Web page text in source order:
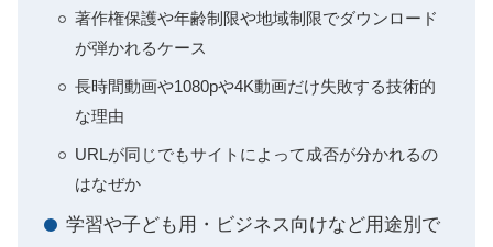
著作権保護や年齢制限や地域制限でダウンロード
が弾かれるケース
長時間動画や1080pや4K動画だけ失敗する技術的
な理由
URLが同じでもサイトによって成否が分かれるの
はなぜか
学習や子ども用・ビジネス向けなど用途別で